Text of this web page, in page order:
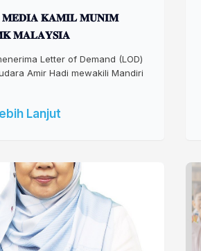
𝐊𝐀𝐌𝐈𝐋 𝐌𝐔𝐍𝐈𝐌
𝐌𝐀𝐋𝐀𝐘𝐒𝐈𝐀
Letter of Demand (LOD)
Amir Hadi mewakili Mandiri
Lanjut